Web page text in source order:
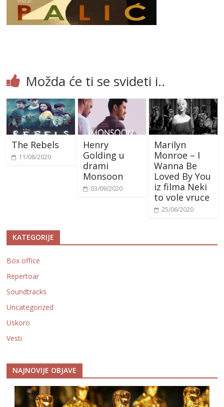
Možda će ti se svideti i..
The Rebels
11/08/2020
Henry
Golding u
drami
Monsoon
03/09/2020
Marilyn
Monroe – I
Wanna Be
Loved By You
iz filma Neki
to vole vruce
25/06/2020
KATEGORIJE
Box office
Repertoar
Soundtracks
Uncategorized
Uskoro
Vesti
NAJNOVIJE OBJAVE